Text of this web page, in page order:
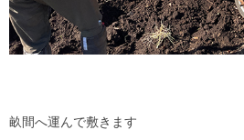
畝間へ運んで敷きます